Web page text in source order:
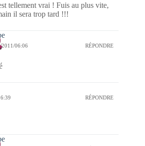
tellement vrai ! Fuis au plus vite,
il sera trop tard !!!
2011/06:06 RÉPONDRE
RÉPONDRE